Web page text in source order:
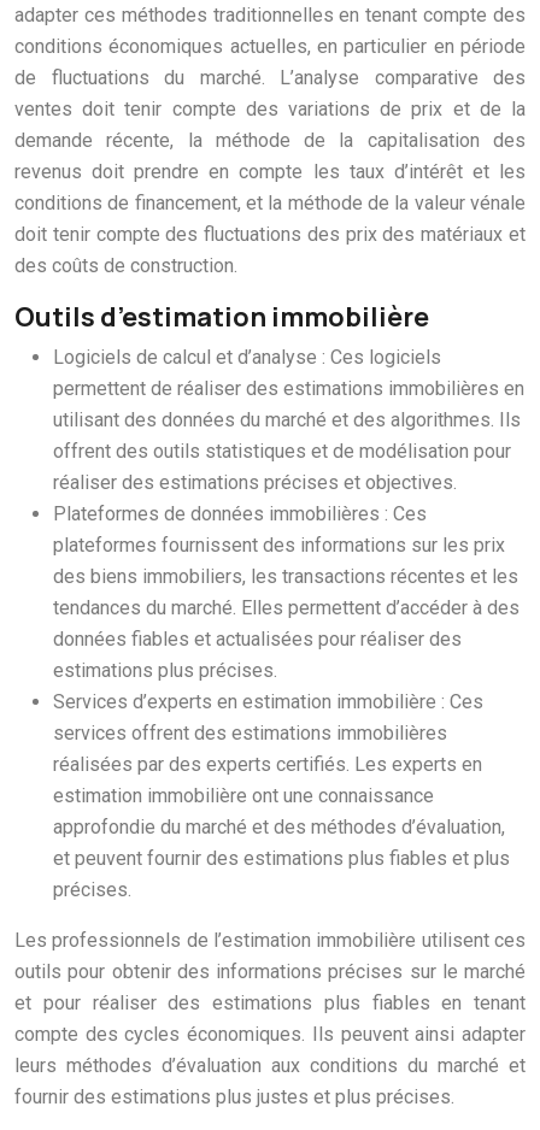
adapter ces méthodes traditionnelles en tenant compte des
conditions économiques actuelles, en particulier en période
de fluctuations du marché. L’analyse comparative des
ventes doit tenir compte des variations de prix et de la
demande récente, la méthode de la capitalisation des
revenus doit prendre en compte les taux d’intérêt et les
conditions de financement, et la méthode de la valeur vénale
doit tenir compte des fluctuations des prix des matériaux et
des coûts de construction.
Outils d’estimation immobilière
Logiciels de calcul et d’analyse : Ces logiciels
permettent de réaliser des estimations immobilières en
utilisant des données du marché et des algorithmes. Ils
offrent des outils statistiques et de modélisation pour
réaliser des estimations précises et objectives.
Plateformes de données immobilières : Ces
plateformes fournissent des informations sur les prix
des biens immobiliers, les transactions récentes et les
tendances du marché. Elles permettent d’accéder à des
données fiables et actualisées pour réaliser des
estimations plus précises.
Services d’experts en estimation immobilière : Ces
services offrent des estimations immobilières
réalisées par des experts certifiés. Les experts en
estimation immobilière ont une connaissance
approfondie du marché et des méthodes d’évaluation,
et peuvent fournir des estimations plus fiables et plus
précises.
Les professionnels de l’estimation immobilière utilisent ces
outils pour obtenir des informations précises sur le marché
et pour réaliser des estimations plus fiables en tenant
compte des cycles économiques. Ils peuvent ainsi adapter
leurs méthodes d’évaluation aux conditions du marché et
fournir des estimations plus justes et plus précises.